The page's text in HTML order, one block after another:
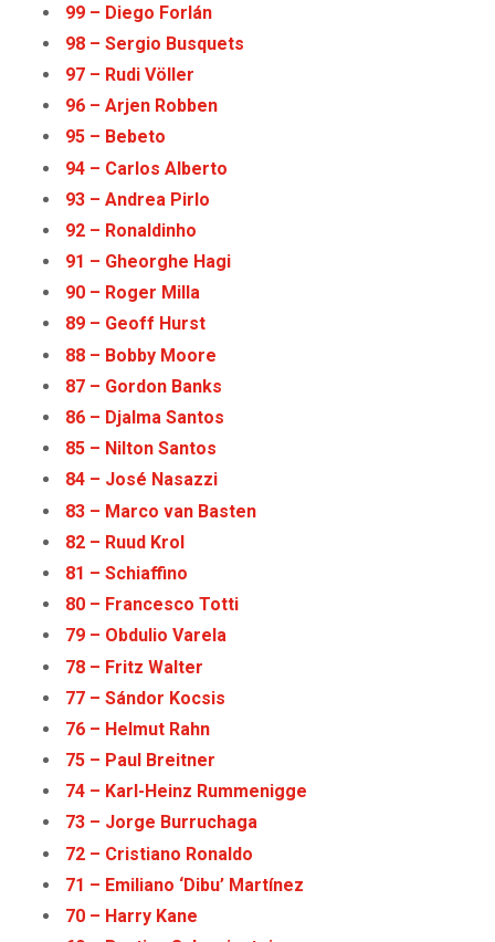
99 – Diego Forlán
98 – Sergio Busquets
97 – Rudi Völler
96 – Arjen Robben
95 – Bebeto
94 – Carlos Alberto
93 – Andrea Pirlo
92 – Ronaldinho
91 – Gheorghe Hagi
90 – Roger Milla
89 – Geoff Hurst
88 – Bobby Moore
87 – Gordon Banks
86 – Djalma Santos
85 – Nilton Santos
84 – José Nasazzi
83 – Marco van Basten
82 – Ruud Krol
81 – Schiaffino
80 – Francesco Totti
79 – Obdulio Varela
78 – Fritz Walter
77 – Sándor Kocsis
76 – Helmut Rahn
75 – Paul Breitner
74 – Karl-Heinz Rummenigge
73 – Jorge Burruchaga
72 – Cristiano Ronaldo
71 – Emiliano ‘Dibu’ Martínez
70 – Harry Kane